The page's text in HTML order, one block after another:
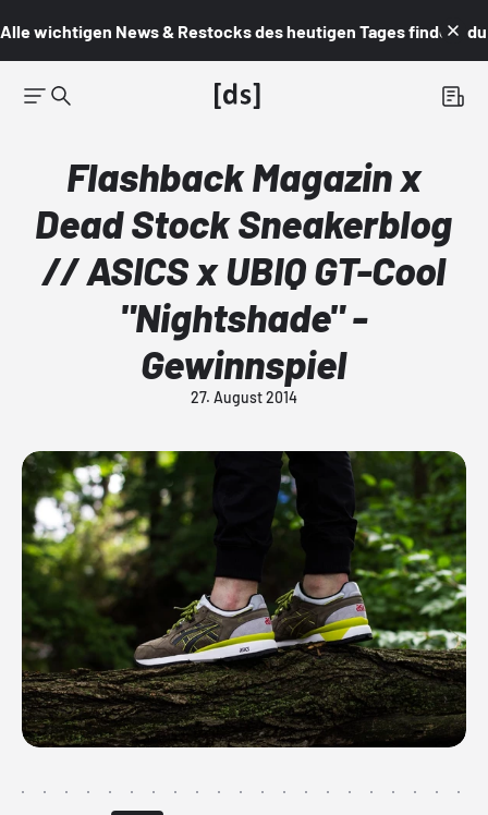
Alle wichtigen News & Restocks des heutigen Tages findest du
Flashback Magazin x
Dead Stock Sneakerblog
// ASICS x UBIQ GT-Cool
"Nightshade" -
Gewinnspiel
27. August 2014